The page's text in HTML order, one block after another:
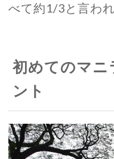
べて約1/3と言われ
初めてのマニ
ント